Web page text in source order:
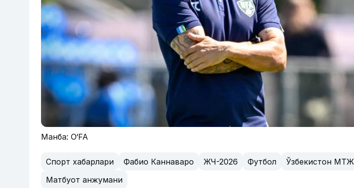
Манба: O‘FA
Спорт хабарлари Фабио Каннаваро ЖЧ-2026 Футбол
Ўзбекистон МТЖ
Матбуот анжумани